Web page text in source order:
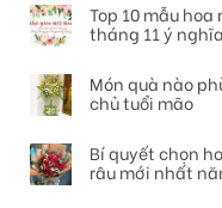
Top 10 mẫu
tháng 11 ý
Món quà nào
chủ tuổi mão
Bí quyết chọn
râu mới nhất